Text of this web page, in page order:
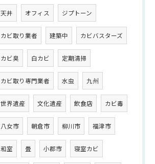
天井 オフィス ジプトーン
カビ取り業者 建築中 カビバスターズ
カビ臭 白カビ 定期清掃
カビ取り専門業者 水虫 九州
世界遺産 文化遺産 飲食店 カビ毒
八女市 朝倉市 柳川市 福津市
和室 畳 小郡市 寝室カビ